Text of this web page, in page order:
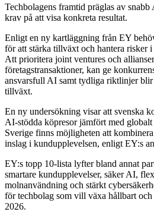
Techbolagens framtid präglas av
krav på att visa konkreta resultat.
Enligt en ny kartläggning från EY
för att stärka tillväxt och hantera risker
Att prioritera joint ventures och
företagstransaktioner, kan ge
ansvarsfull AI samt tydliga riktlinjer
tillväxt.
En ny undersökning visar att svenska
AI-stödda köpresor jämfört med
Sverige finns möjligheten att
inslag i kundupplevelsen, enligt EY:s
EY:s topp 10-lista lyfter bland annat
smartare kundupplevelser, säker AI,
molnanvändning och stärkt
för techbolag som vill växa hållbart
2026.